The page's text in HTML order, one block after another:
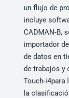
un flujo de
incluye
CADMAN-B,
importador
de datos en
de trabajos y
Touch-i4para
la